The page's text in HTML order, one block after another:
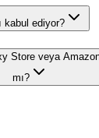
kabul ediyor?
Store veya
mı?